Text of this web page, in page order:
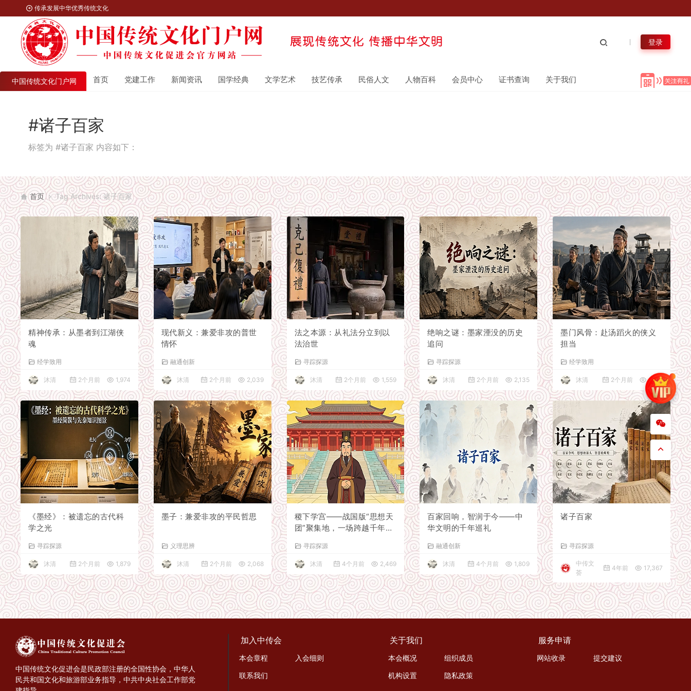
传承发展中华优秀传统文化
登录
中国传统文化门户网 首页 党建工作 新闻资讯 国学经典 文学艺术 技艺传承 民俗人文 人物百科 会员中心 证书查询 关于我们
#诸子百家
标签为 #诸子百家 内容如下：
首页 Tag Archives: 诸子百家
精神传承：从墨者到江湖侠
魂
经学致用
沐清 2个月前 1,974
现代新义：兼爱非攻的普世
情怀
融通创新
沐清 2个月前 2,039
法之本源：从礼法分立到以
法治世
寻踪探源
沐清 2个月前 1,559
绝响之谜：墨家湮没的历史
追问
寻踪探源
沐清 2个月前 2,135
墨门风骨：赴汤蹈火的侠义
担当
经学致用
沐清 2个月前 1,717
《墨经》：被遗忘的古代科
学之光
寻踪探源
沐清 2个月前 1,879
墨子：兼爱非攻的平民哲思
义理思辨
沐清 2个月前 2,068
稷下学宫——战国版“思想天
团”聚集地，一场跨越千年的
寻踪探源
沐清 4个月前 2,469
百家回响，智润于今——中
华文明的千年巡礼
融通创新
沐清 4个月前 1,809
诸子百家
寻踪探源
中传文
荟
4年前 17,367
中国传统文化促进会是民政部注册的全国性协会，中华人
民共和国文化和旅游部业务指导，中共中央社会工作部党
加入中传会
本会章程
入会细则
联系我们
关于我们
本会概况
组织成员
机构设置
隐私政策
服务申请
网站收录 提交建议